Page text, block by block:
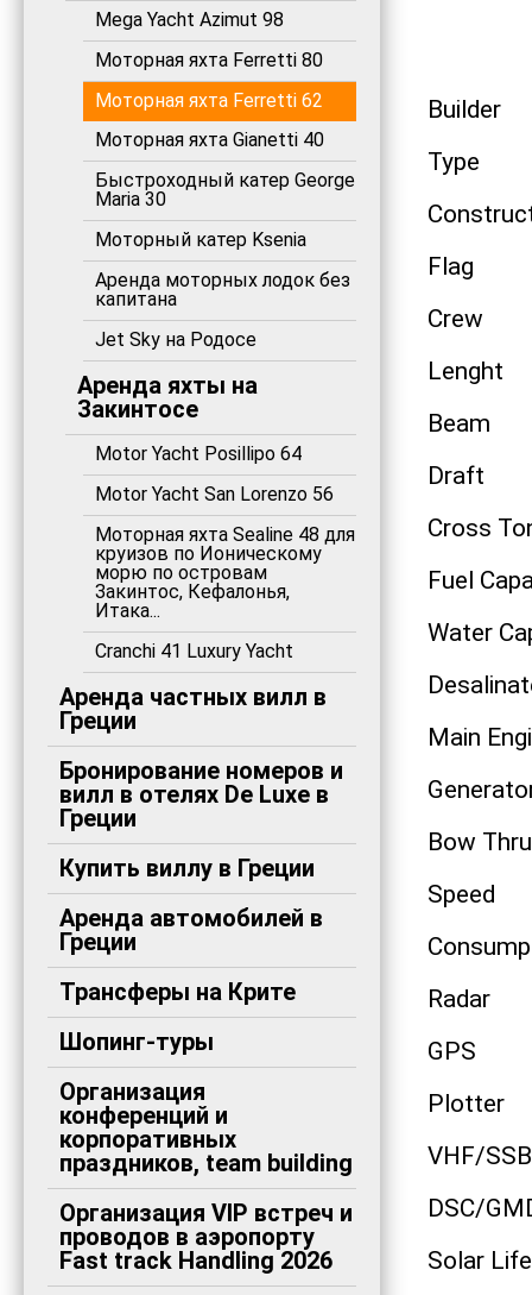
Mega Yacht Azimut 98
Моторная яхта Ferretti 80
Моторная яхта Ferretti 62
Моторная яхта Gianetti 40
Быстроходный катер George
Maria 30
Моторный катер Ksenia
Аренда моторных лодок без
капитана
Jet Sky на Родосе
Аренда яхты на
Закинтосе
Motor Yacht Posillipo 64
Motor Yacht San Lorenzo 56
Моторная яхта Sealine 48 для
круизов по Ионическому
морю по островам
Закинтос, Кефалонья,
Итака...
Cranchi 41 Luxury Yacht
Аренда частных вилл в
Греции
Бронирование номеров и
вилл в отелях De Luxe в
Греции
Купить виллу в Греции
Аренда автомобилей в
Греции
Трансферы на Крите
Шопинг-туры
Организация
конференций и
корпоративных
праздников, team building
Организация VIP встреч и
проводов в аэропорту
Fast track Handling 2026
Builder
Type
Flag
Crew
Lenght
Beam
Draft
Cross
Fuel
Water
Main
Bow
Speed
Radar
GPS
Plotter
VHF/
DSC/
Solar